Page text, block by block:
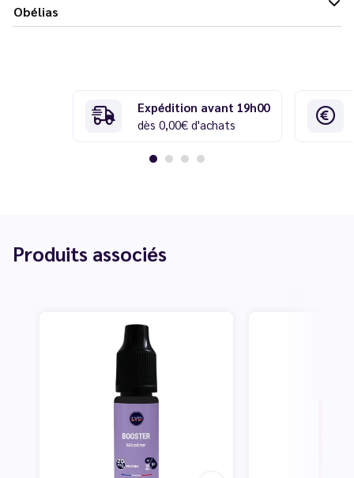
Obélias
Expédition avant 19h00
dès 0,00€ d'achats
Produits associés